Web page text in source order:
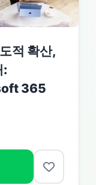
적 확산,
:
365